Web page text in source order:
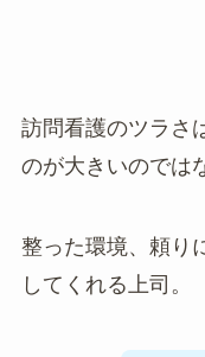
訪問看護のツラさ
のが大きいのでは
整った環境、頼り
してくれる上司。